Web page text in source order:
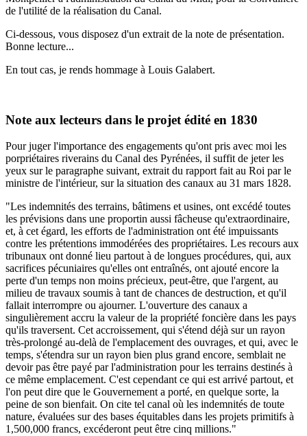
de l'utilité de la réalisation du Canal.
Ci-dessous, vous disposez d'un extrait de la note de présentation.
Bonne lecture...
En tout cas, je rends hommage à Louis Galabert.
Note aux lecteurs dans le projet édité en 1830
Pour juger l'importance des engagements qu'ont pris avec moi les
porpriétaires riverains du Canal des Pyrénées, il suffit de jeter les
yeux sur le paragraphe suivant, extrait du rapport fait au Roi par le
ministre de l'intérieur, sur la situation des canaux au 31 mars 1828.
"Les indemnités des terrains, bâtimens et usines, ont excédé toutes
les prévisions dans une proportin aussi fâcheuse qu'extraordinaire,
et, à cet égard, les efforts de l'administration ont été impuissants
contre les prétentions immodérées des propriétaires. Les recours aux
tribunaux ont donné lieu partout à de longues procédures, qui, aux
sacrifices pécuniaires qu'elles ont entraînés, ont ajouté encore la
perte d'un temps non moins précieux, peut-être, que l'argent, au
milieu de travaux soumis à tant de chances de destruction, et qu'il
fallait interrompre ou ajourner. L'ouverture des canaux a
singulièrement accru la valeur de la propriété foncière dans les pays
qu'ils traversent. Cet accroissement, qui s'étend déjà sur un rayon
très-prolongé au-delà de l'emplacement des ouvrages, et qui, avec le
temps, s'étendra sur un rayon bien plus grand encore, semblait ne
devoir pas être payé par l'administration pour les terrains destinés à
ce même emplacement. C'est cependant ce qui est arrivé partout, et
l'on peut dire que le Gouvernement a porté, en quelque sorte, la
peine de son bienfait. On cite tel canal où les indemnités de toute
nature, évaluées sur des bases équitables dans les projets primitifs à
1,500,000 francs, excéderont peut être cinq millions."